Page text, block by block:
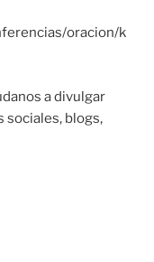
oracion/k
a divulgar
sociales, blogs,